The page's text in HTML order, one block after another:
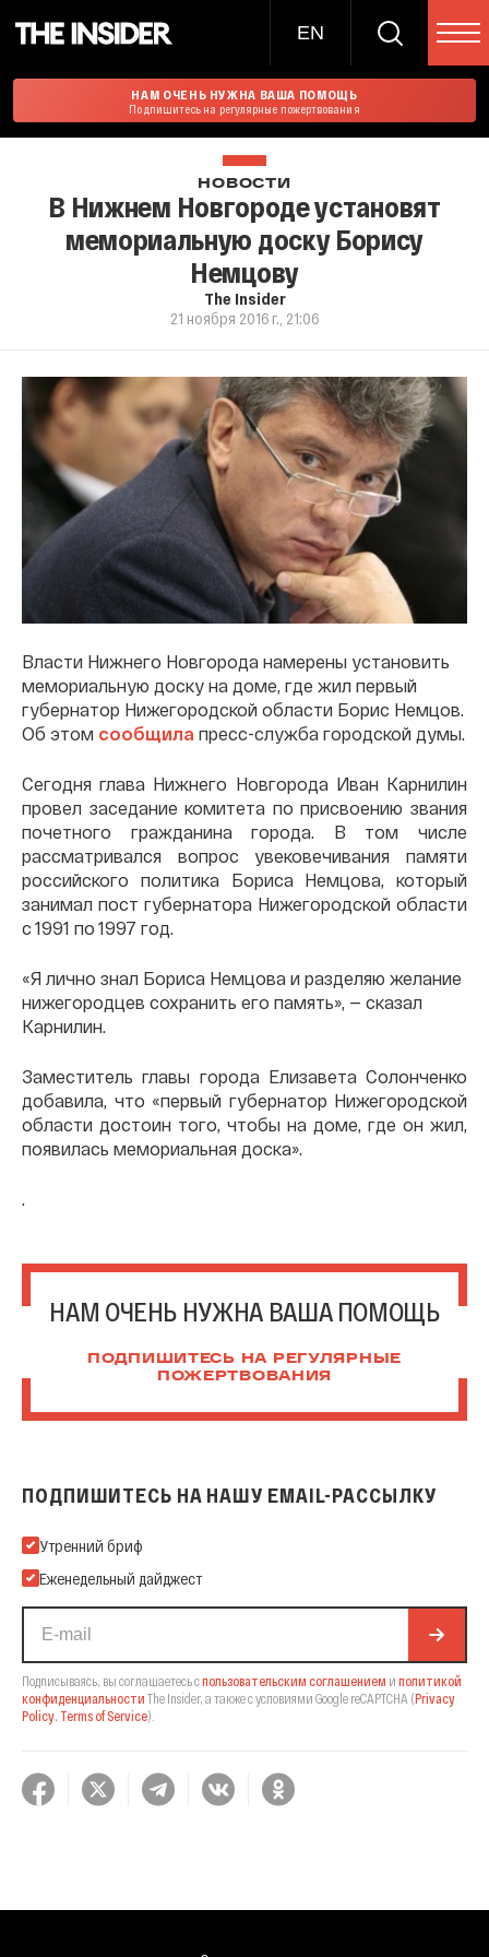
EN
НАМ ОЧЕНЬ НУЖНА ВАША ПОМОЩЬ
Подпишитесь на регулярные пожертвования
НОВОСТИ
В Нижнем Новгороде установят
мемориальную доску Борису
Немцову
The Insider
21 ноября 2016 г., 21:06
Власти Нижнего Новгорода намерены установить
мемориальную доску на доме, где жил первый
губернатор Нижегородской области Борис Немцов.
Об этом сообщила пресс-служба городской думы.
Сегодня глава Нижнего Новгорода Иван Карнилин
провел заседание комитета по присвоению звания
почетного гражданина города. В том числе
рассматривался вопрос увековечивания памяти
российского политика Бориса Немцова, который
занимал пост губернатора Нижегородской области
с 1991 по 1997 год.
«Я лично знал Бориса Немцова и разделяю желание
нижегородцев сохранить его память», — сказал
Карнилин.
Заместитель главы города Елизавета Солонченко
добавила, что «первый губернатор Нижегородской
области достоин того, чтобы на доме, где он жил,
появилась мемориальная доска».
.
НАМ ОЧЕНЬ НУЖНА ВАША ПОМОЩЬ
ПОДПИШИТЕСЬ НА РЕГУЛЯРНЫЕ
ПОЖЕРТВОВАНИЯ
ПОДПИШИТЕСЬ НА НАШУ EMAIL-РАССЫЛКУ
Подпишитесь на нашу Email-рассылку
Утренний бриф
Еженедельный дайджест
Подписываясь, вы соглашаетесь спользовательским соглашением и политикой
конфиденциальности The Insider, а также с условиями Google reCAPTCHA (Privacy
Policy, Terms of Service).